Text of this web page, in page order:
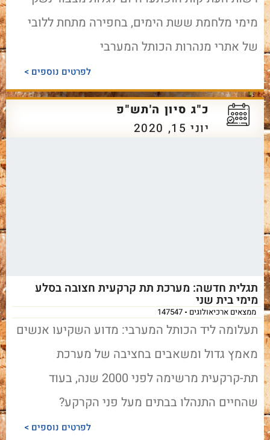
מימי מלחמת ששת הימים, בחפירה מתחת ללובי
של אתרי מנהרות הכותל המערבי
לפרטים נוספים >
כ"ג סיון ה'תש"פ
יוני 15, 2020
תגלית חדשה: מערכת תת קרקעית חצובה בסלע
מימי בית שני
ממצאים ארכיאולוגים 147547
תעלומה ליד הכותל המערבי: מדוע השקיעו אנשים
מאמץ גדול ומשאבים בחציבה של מערכת
תת-קרקעית מרשימה לפני 2000 שנה, בעוד
שהחיים התנהלו בבתים מעל פני הקרקע?
לפרטים נוספים >